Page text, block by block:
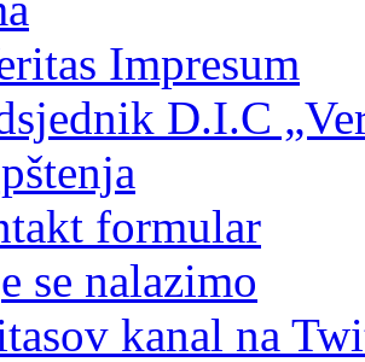
Impresum
D.I.C
formular
se nalazimo
kanal na